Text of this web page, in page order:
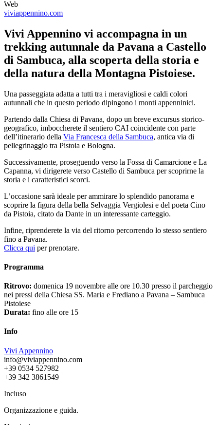
Web
viviappennino.com
Vivi Appennino vi accompagna in un
trekking autunnale da Pavana a Castello
di Sambuca, alla scoperta della storia e
della natura della Montagna Pistoiese.
Una passeggiata adatta a tutti tra i meravigliosi e caldi colori
autunnali che in questo periodo dipingono i monti appenninici.
Partendo dalla Chiesa di Pavana, dopo un breve excursus storico-
geografico, imboccherete il sentiero CAI coincidente con parte
dell’itinerario della Via Francesca della Sambuca, antica via di
pellegrinaggio tra Pistoia e Bologna.
Successivamente, proseguendo verso la Fossa di Camarcione e La
Capanna, vi dirigerete verso Castello di Sambuca per scoprirne la
storia e i caratteristici scorci.
L’occasione sarà ideale per ammirare lo splendido panorama e
scoprire la figura della bella Selvaggia Vergiolesi e del poeta Cino
da Pistoia, citato da Dante in un interessante carteggio.
Infine, riprenderete la via del ritorno percorrendo lo stesso sentiero
fino a Pavana.
Clicca qui per prenotare.
Programma
Ritrovo: domenica 19 novembre alle ore 10.30 presso il parcheggio
nei pressi della Chiesa SS. Maria e Frediano a Pavana – Sambuca
Pistoiese
Durata: fino alle ore 15
Info
Vivi Appennino
info@viviappennino.com
+39 0534 527982
+39 342 3861549
Incluso
Organizzazione e guida.